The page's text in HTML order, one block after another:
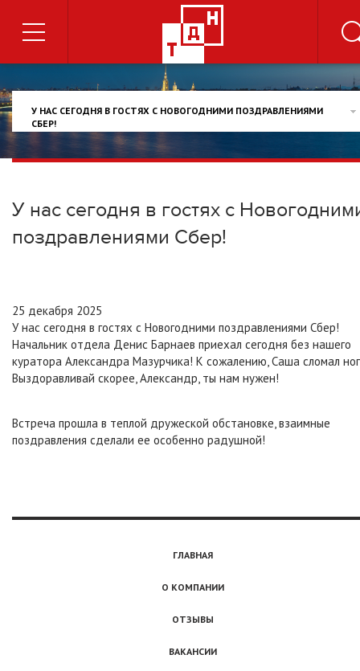
У НАС СЕГОДНЯ В ГОСТЯХ С НОВОГОДНИМИ ПОЗДРАВЛЕНИЯМИ
СБЕР!
У нас сегодня в гостях с
поздравлениями Сбер!
25 декабря 2025
У нас сегодня в гостях с Новогодними поздравлениями Сбер!
Начальник отдела Денис Барнаев приехал сегодня без нашего
куратора Александра Мазурчика! К сожалению, Саша сломал
Выздоравливай скорее, Александр, ты нам нужен!
Встреча прошла в теплой дружеской обстановке, взаимные
поздравления сделали ее особенно радушной!
ГЛАВНАЯ
О КОМПАНИИ
ОТЗЫВЫ
ВАКАНСИИ